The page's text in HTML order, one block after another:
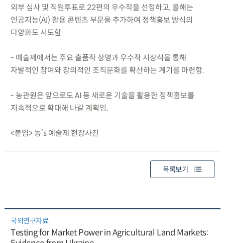
외부 심사 및 직원투표로 22편의 우수작을 선정하고, 올해는
인공지능(AI) 활용 콘텐츠 부문을 추가하여 정책홍보 방식의
다양화도 시도함.
- 예술제에서는 주요 출품작 상영과 우수작 시상식을 통해
자발적인 참여와 창의적인 조직문화를 확산하는 계기를 마련함.
- 농관원은 앞으로도 AI 등 새로운 기술을 활용한 정책홍보를
지속적으로 확대해 나갈 계획임.
<붙임> 농’s 예술제 현장사진
목록보기
국외연구자료
Testing for Market Power in Agricultural Land Markets: